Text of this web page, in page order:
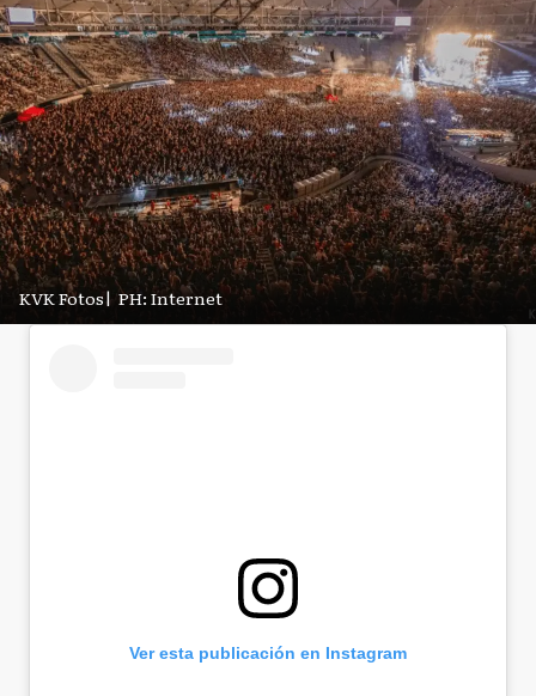
KVK Fotos| PH: Internet
Ver esta publicación en Instagram